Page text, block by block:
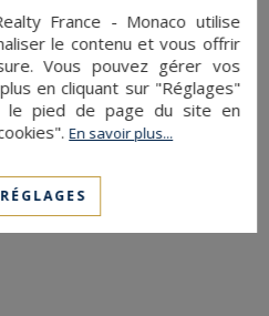
équipée ouverte
poêle, une chambre et
avec une salle
baignoire. Au sous sol, un
avec fenêtre et de
La maison est équipée
France - Monaco utilise
le contenu et vous offrir
Vous pouvez gérer vos
en cliquant sur "Réglages"
le pied de page du site en
En savoir plus...
RÉGLAGES